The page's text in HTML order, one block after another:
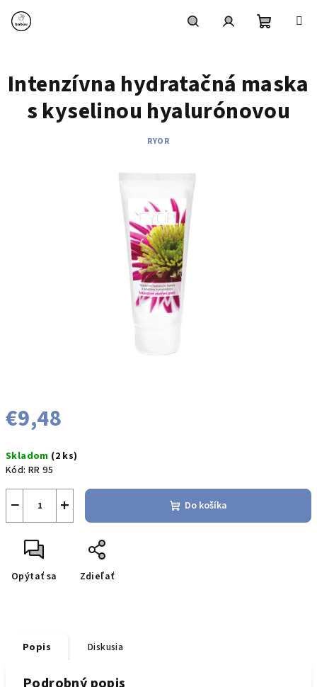
obsah
košík
€9,48
cena:
Skladom (2 ks)
Kód: RR 95
+
− Do košíka
Opýtať sa Zdieľať
Intenzívna hydratačná maska
s kyselinou hyalurónovou
RYOR
Popis Diskusia